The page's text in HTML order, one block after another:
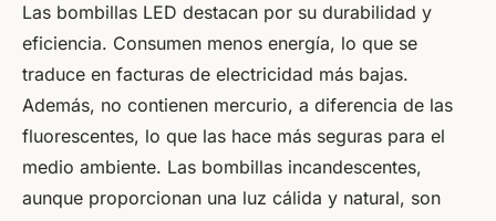
Las bombillas LED destacan por su durabilidad y
eficiencia. Consumen menos energía, lo que se
traduce en facturas de electricidad más bajas.
Además, no contienen mercurio, a diferencia de las
fluorescentes, lo que las hace más seguras para el
medio ambiente. Las bombillas incandescentes,
aunque proporcionan una luz cálida y natural, son